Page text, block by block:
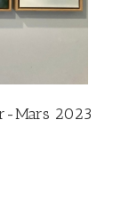
Mars 2023